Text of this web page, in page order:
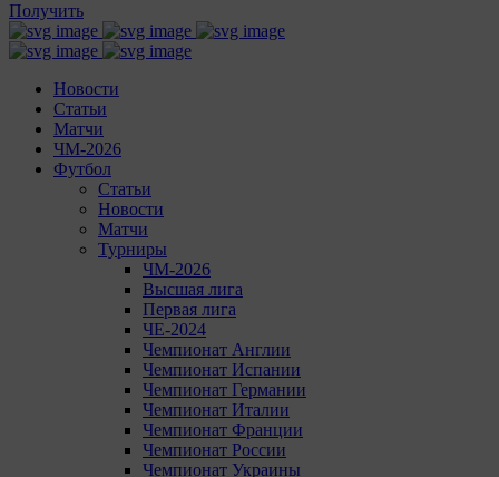
Получить
Новости
Статьи
Матчи
ЧМ-2026
Футбол
Статьи
Новости
Матчи
Турниры
ЧМ-2026
Высшая лига
Первая лига
ЧЕ-2024
Чемпионат Англии
Чемпионат Испании
Чемпионат Германии
Чемпионат Италии
Чемпионат Франции
Чемпионат России
Чемпионат Украины